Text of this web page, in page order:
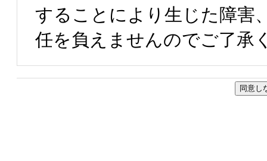
することにより生じた障害
任を負えませんのでご了承